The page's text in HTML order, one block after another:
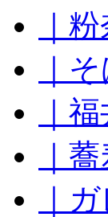
ツ
ス
プ
｜
｜
｜
｜
｜